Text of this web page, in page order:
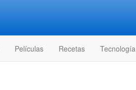
Películas Recetas Tecnología